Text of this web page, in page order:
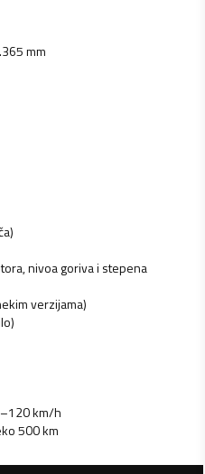
mm
nivoa goriva i stepena
verzijama)
km/h
500 km